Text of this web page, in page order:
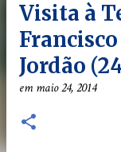
Visita à
Jordão
emmaio 24, 2014